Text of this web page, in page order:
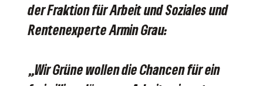
der Fraktion für Arbeit und Soziales und
Rentenexperte Armin Grau:
„Wir Grüne wollen die Chancen für ein